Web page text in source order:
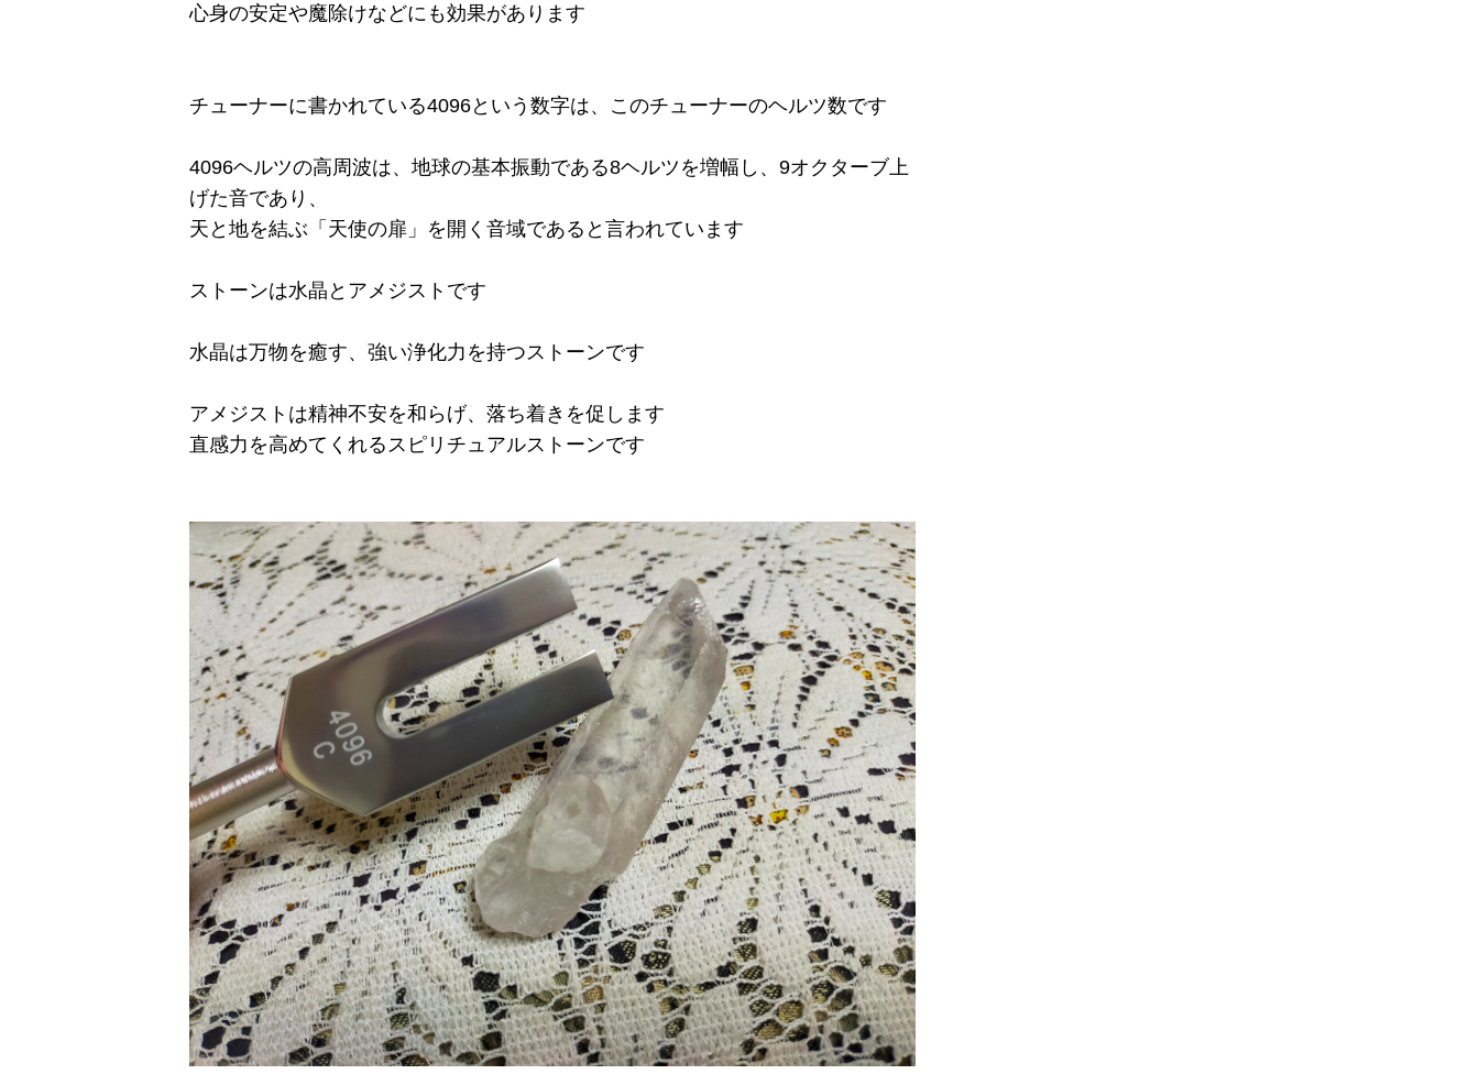
心身の安定や魔除けなどにも効果があります
チューナーに書かれている4096という数字は、このチューナーのヘルツ数です
4096ヘルツの高周波は、地球の基本振動である8ヘルツを増幅し、9オクターブ上
げた音であり、
天と地を結ぶ「天使の扉」を開く音域であると言われています
ストーンは水晶とアメジストです
水晶は万物を癒す、強い浄化力を持つストーンです
アメジストは精神不安を和らげ、落ち着きを促します
直感力を高めてくれるスピリチュアルストーンです